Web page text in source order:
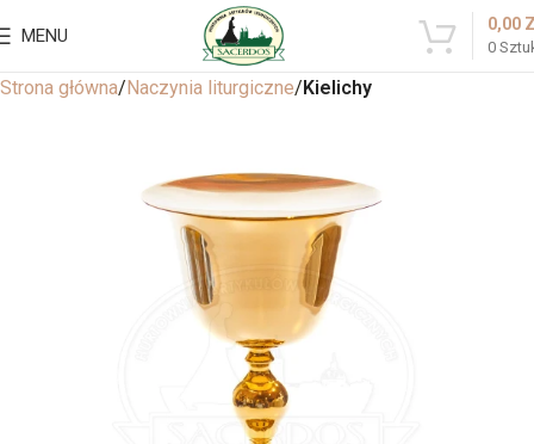
MENU
0
0,00
Strona główna Naczynia liturgiczne Kielichy